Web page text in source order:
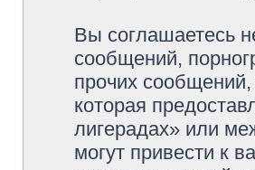
Вы соглашаетесь
сообщений,
прочих
которая
лигерадах» или
могут привести к